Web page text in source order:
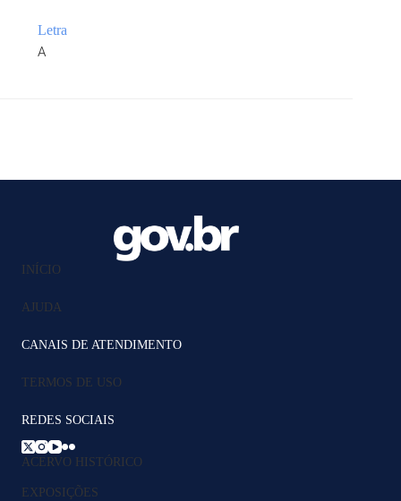
Letra
A
INÍCIO
AJUDA
CANAIS DE ATENDIMENTO
TERMOS DE USO
REDES SOCIAIS
ACERVO HISTÓRICO
EXPOSIÇÕES